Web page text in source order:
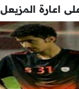
اعارة المزيعل